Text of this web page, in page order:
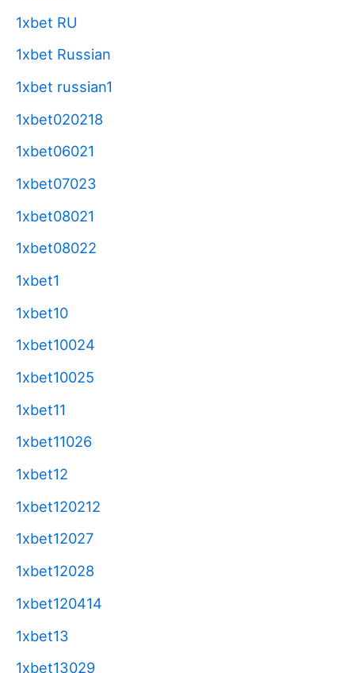
1xbet RU
1xbet Russian
1xbet russian1
1xbet020218
1xbet06021
1xbet07023
1xbet08021
1xbet08022
1xbet1
1xbet10
1xbet10024
1xbet10025
1xbet11
1xbet11026
1xbet12
1xbet120212
1xbet12027
1xbet12028
1xbet120414
1xbet13
1xbet13029